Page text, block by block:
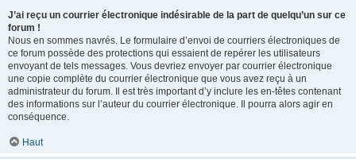
J’ai reçu un courrier électronique indésirable de la part de quelqu’un sur ce
forum !
Nous en sommes navrés. Le formulaire d’envoi de courriers électroniques de
ce forum possède des protections qui essaient de repérer les utilisateurs
envoyant de tels messages. Vous devriez envoyer par courrier électronique
une copie complète du courrier électronique que vous avez reçu à un
administrateur du forum. Il est très important d’y inclure les en-têtes contenant
des informations sur l’auteur du courrier électronique. Il pourra alors agir en
conséquence.
Haut